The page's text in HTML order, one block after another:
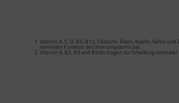
Vitamin A, C, D, B6, B12, Folsäure, Eisen, Kupfer, Selen
normalen Funktion des Immunsystems bei.
Vitamin A, B2, B3 und Biotin tragen zur Erhaltung normaler
Vitamin A, Beta-Carotin, Vitamine B2, B3, Biotin und Zink
normalen Stoffwechsel von Makronährstoffen bei.
Vitamin B2 und Biotin tragen zur Erhaltung normaler
Darmschleimhaut) bei.
Vitamin D und Zink tragen zur normalen Funktion des